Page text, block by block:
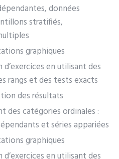
données
stratifiés,
graphiques
d’exercices en utilisant des
rangs et des tests exacts
des résultats
des catégories ordinales :
et séries appariées
graphiques